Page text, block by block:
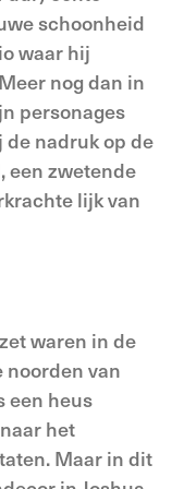
schoonheid
waar hij
nog dan in
personages
de nadruk op de
een zwetende
lijk van
waren in de
van
een heus
het
Maar in dit